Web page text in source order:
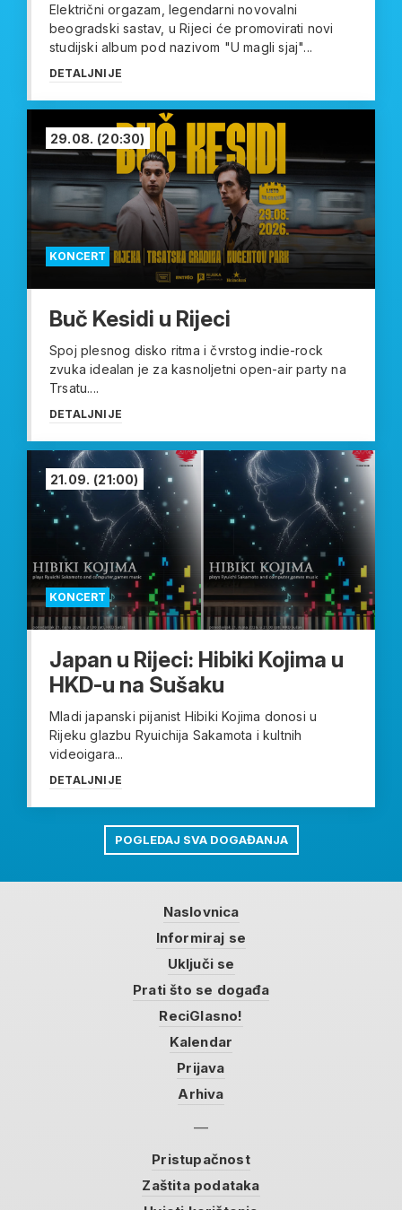
Električni orgazam, legendarni novovalni
beogradski sastav, u Rijeci će promovirati novi
studijski album pod nazivom "U magli sjaj"...
DETALJNIJE
KONCERT
29.08. (20:30)
Buč Kesidi u Rijeci
Spoj plesnog disko ritma i čvrstog indie-rock
zvuka idealan je za kasnoljetni open-air party na
Trsatu....
DETALJNIJE
KONCERT
21.09. (21:00)
Japan u Rijeci: Hibiki Kojima u
HKD-u na Sušaku
Mladi japanski pijanist Hibiki Kojima donosi u
Rijeku glazbu Ryuichija Sakamota i kultnih
videoigara...
DETALJNIJE
POGLEDAJ SVA DOGAĐANJA
Naslovnica
Informiraj se
Uključi se
Prati što se događa
ReciGlasno!
Kalendar
Prijava
Arhiva
Pristupačnost
Zaštita podataka